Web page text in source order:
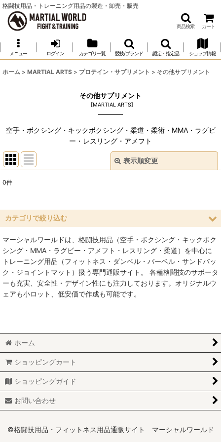
格闘技用品・トレーニング用品の製造・卸売・販売
商品検索 カート
メニュー ログイン カテゴリ一覧 競技/ブランド 認定・指定品 ショップ情報
ホーム > MARTIAL ARTS > プロテイン・サプリメント > その他サプリメント
その他サプリメント
[MARTIAL ARTS]
空手・ボクシング・キックボクシング・柔道・柔術・MMA・ラグビ
ー・レスリング・アメフト
表示順変更
並び順 :
絞り込む
0件
カテゴリで絞り込む
プロテイン・サプリメント (全商品)
プロテイン
エネルギー
シェーカー・スクイズボトル
マーシャルワールドは、格闘技用品（空手・ボクシング・キックボク
シング・MMA・ラグビー・アメフト・レスリング・柔道）を中心に
トレーニング用品（フィットネス・ダンベル・バーベル・サンドバッ
ク・ジョイントマット）扱う専門通販サイト。 各種格闘技のサポータ
ーも充実、安全性・デザイン性にも注力しております。オリジナルウ
ェアも小ロット、低安価で作成も可能です。
ホーム
ショッピングカート
ショッピングガイド
お問い合わせ
©格闘技用品・フィットネス用品通販サイト マーシャルワールド